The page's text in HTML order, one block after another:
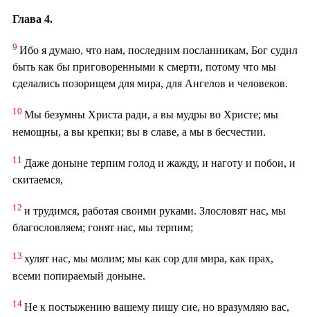
Глава 4.
9 Ибо я думаю, что нам, последним посланникам, Бог судил
быть как бы приговоренными к смерти, потому что мы
сделались позорищем для мира, для Ангелов и человеков.
10 Мы безумны Христа ради, а вы мудры во Христе; мы
немощны, а вы крепки; вы в славе, а мы в бесчестии.
11 Даже доныне терпим голод и жажду, и наготу и побои, и
скитаемся,
12 и трудимся, работая своими руками. Злословят нас, мы
благословляем; гонят нас, мы терпим;
13 хулят нас, мы молим; мы как сор для мира, как прах,
всеми попираемый доныне.
14 Не к постыжению вашему пишу сие, но вразумляю вас,